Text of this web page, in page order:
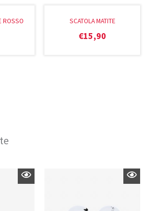
ROSSO SCATOLA MATITE
€15,90